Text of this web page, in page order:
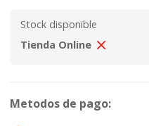
Stock disponible
Tienda Online
Metodos de pago: